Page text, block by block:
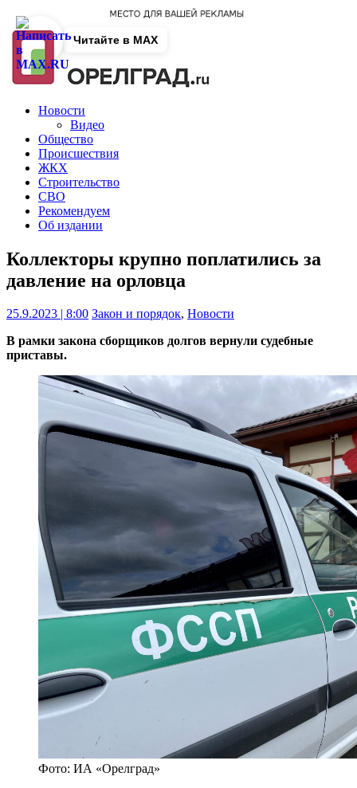
Новости
Видео
Общество
Происшествия
ЖКХ
Строительство
СВО
Рекомендуем
Об издании
Коллекторы крупно поплатились за
давление на орловца
25.9.2023 | 8:00 Закон и порядок, Новости
В рамки закона сборщиков долгов вернули судебные
приставы.
Фото: ИА «Орелград»
Читайте в MAX